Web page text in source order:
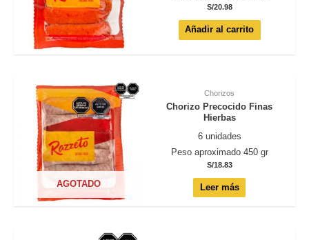
S/20.98
Añadir al carrito
AGOTADO
Chorizos
Chorizo Precocido Finas
Hierbas
6 unidades
Peso aproximado 450 gr
S/18.83
Leer más